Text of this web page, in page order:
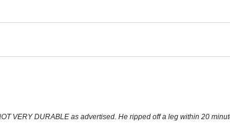
VERY DURABLE as advertised. He ripped off a leg within 20